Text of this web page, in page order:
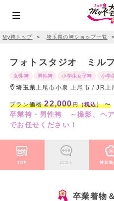
My袴トップ ＞ 埼玉県の袴ショップ一覧 ＞
フォトスタジオ ミル
女性袴 男性袴 小学生女子袴 小学
埼玉県上尾市小泉 上尾市 / JR上
プラン価格22,000円（税込）〜
卒業袴・男性袴 ～撮影、ヘ
でお任せください！
TOP 口コミ 袴衣
卒業着物